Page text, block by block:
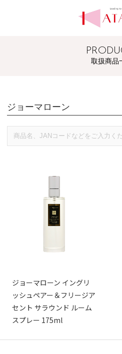
取扱商品
ジョーマローン
ジョーマローン イングリ
ッシュペアー＆フリージア
セント サラウンド ルーム
スプレー 175ml